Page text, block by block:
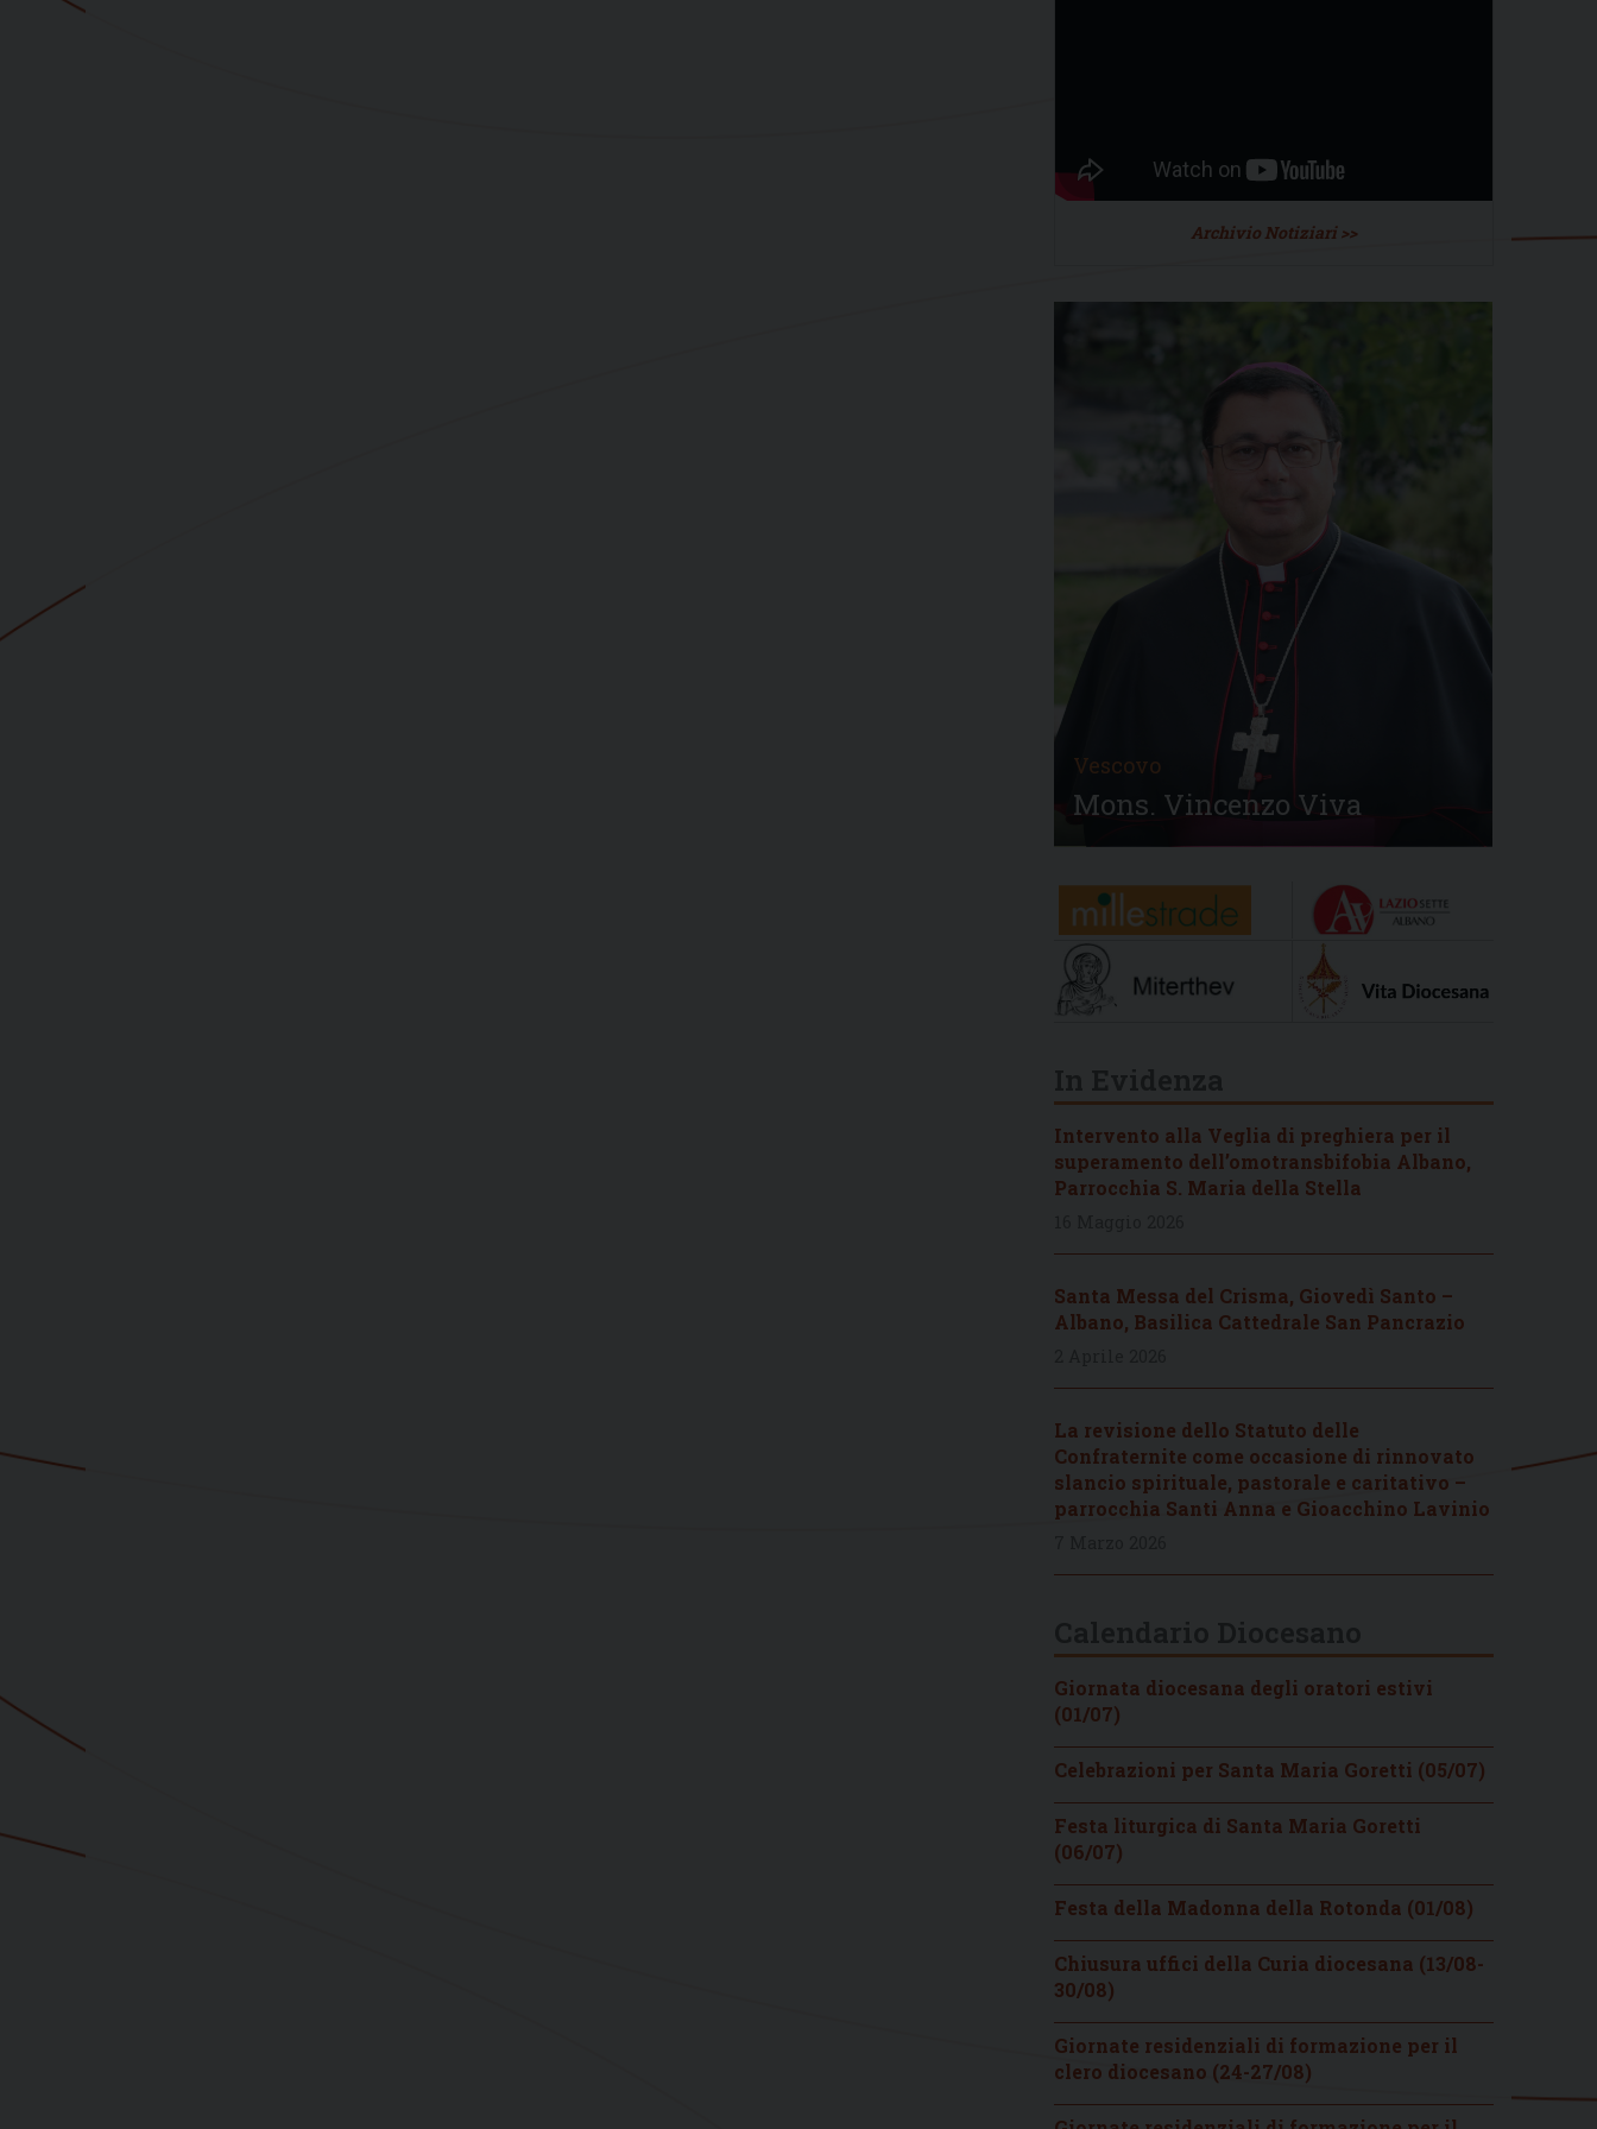
Archivio Notiziari >>
Vescovo
Mons. Vincenzo Viva
Intervento alla Veglia di preghiera per il
superamento dell’omotransbifobia Albano,
Parrocchia S. Maria della Stella
Santa Messa del Crisma, Giovedì Santo –
Albano, Basilica Cattedrale San Pancrazio
La revisione dello Statuto delle
Confraternite come occasione di rinnovato
slancio spirituale, pastorale e caritativo –
parrocchia Santi Anna e Gioacchino Lavinio
Giornata diocesana degli oratori estivi
(01/07)
Celebrazioni per Santa Maria Goretti (05/07)
Festa liturgica di Santa Maria Goretti
(06/07)
Festa della Madonna della Rotonda (01/08)
Chiusura uffici della Curia diocesana (13/08-
30/08)
Giornate residenziali di formazione per il
clero diocesano (24-27/08)